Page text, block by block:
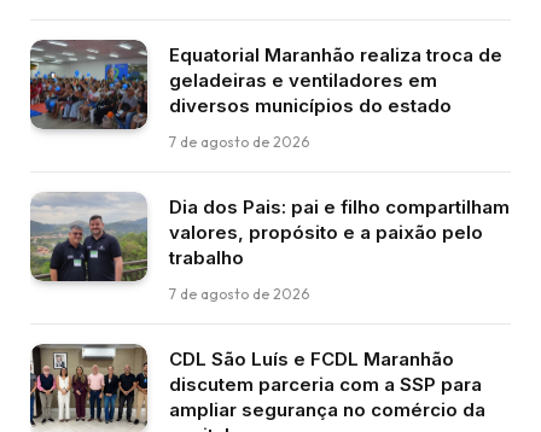
Equatorial Maranhão realiza troca de
geladeiras e ventiladores em
diversos municípios do estado
7 de agosto de 2026
Dia dos Pais: pai e filho compartilham
valores, propósito e a paixão pelo
trabalho
7 de agosto de 2026
CDL São Luís e FCDL Maranhão
discutem parceria com a SSP para
ampliar segurança no comércio da